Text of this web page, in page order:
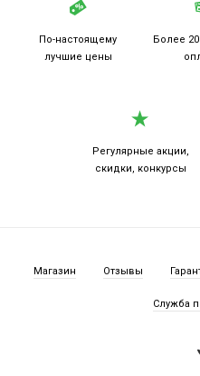
По-настоящему
лучшие цены
Более 20
Регулярные акции,
скидки, конкурсы
Магазин Отзывы
Служба